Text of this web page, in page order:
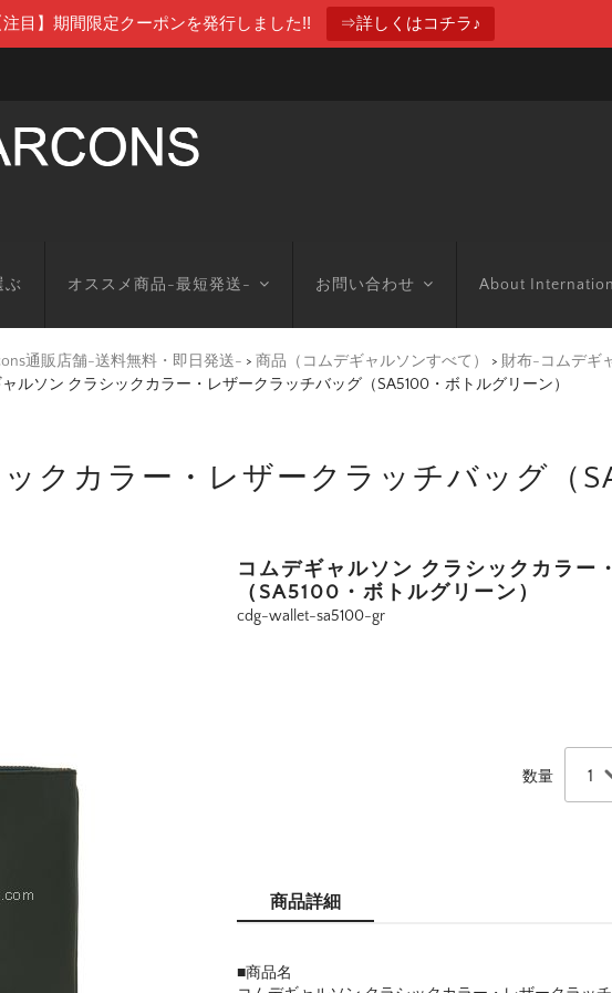
目】期間限定クーポンを発行しました!! ⇒詳しくはコチラ♪
ぶ オススメ商品-最短発送- お問い合わせ About
通販店舗-送料無料・即日発送- > 商品（コムデギャルソンすべて） > 財布-コムデギ
ルソン クラシックカラー・レザークラッチバッグ（SA5100・ボトルグリーン）
クカラー・レザークラッチバッグ（
コムデギャルソン クラシックカラー
（SA5100・ボトルグリーン）
cdg-wallet-sa5100-gr
数量
商品詳細
■商品名